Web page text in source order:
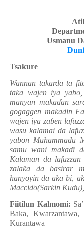
Usmanu
Tsakure
Wannan takarda ta
taka wajen iya
manyan makaɗan
gogaggen makaɗin
wajen iya zaɓen
wasu kalamai da
yabon Muhammadu
samu wani makaɗi
Kalaman da
zalaƙa da basirar
hanyoyin da aka bi,
Macciɗo(Sarkin
Fiitilun Kalmomi:
Baka,
Kurantawa